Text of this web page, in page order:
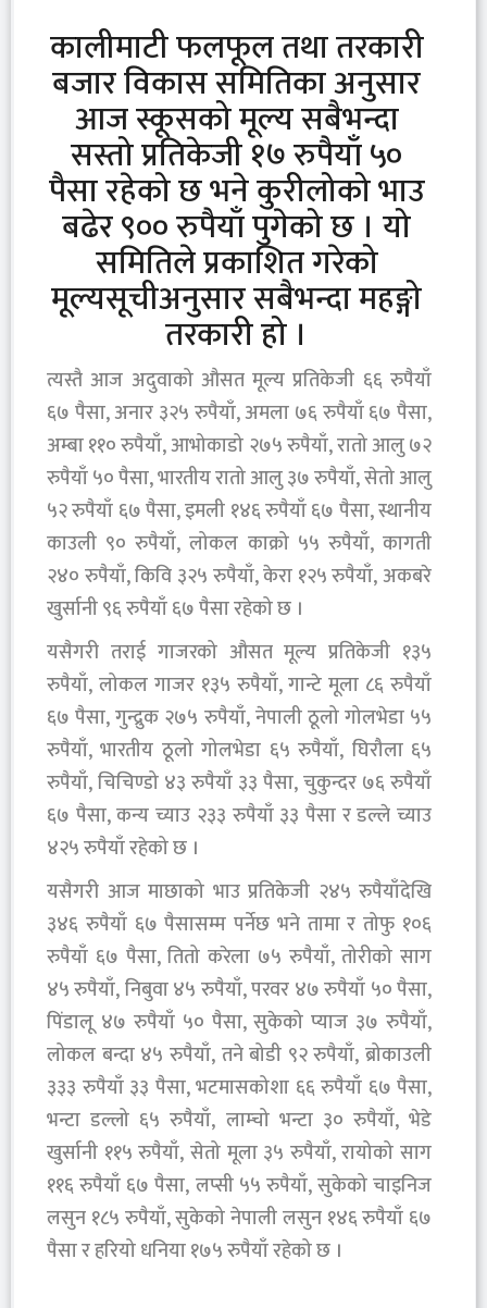
कालीमाटी फलफूल तथा तरकारी
बजार विकास समितिका अनुसार
आज स्कूसको मूल्य सबैभन्दा
सस्तो प्रतिकेजी १७ रुपैयाँ ५०
पैसा रहेको छ भने कुरीलोको भाउ
बढेर ९०० रुपैयाँ पुगेको छ । यो
समितिले प्रकाशित गरेको
मूल्यसूचीअनुसार सबैभन्दा महङ्गो
तरकारी हो ।
त्यस्तै आज अदुवाको औसत मूल्य प्रतिकेजी ६६ रुपैयाँ
६७ पैसा, अनार ३२५ रुपैयाँ, अमला ७६ रुपैयाँ ६७ पैसा,
अम्बा ११० रुपैयाँ, आभोकाडो २७५ रुपैयाँ, रातो आलु ७२
रुपैयाँ ५० पैसा, भारतीय रातो आलु ३७ रुपैयाँ, सेतो आलु
५२ रुपैयाँ ६७ पैसा, इमली १४६ रुपैयाँ ६७ पैसा, स्थानीय
काउली ९० रुपैयाँ, लोकल काक्रो ५५ रुपैयाँ, कागती
२४० रुपैयाँ, किवि ३२५ रुपैयाँ, केरा १२५ रुपैयाँ, अकबरे
खुर्सानी ९६ रुपैयाँ ६७ पैसा रहेको छ ।
यसैगरी तराई गाजरको औसत मूल्य प्रतिकेजी १३५
रुपैयाँ, लोकल गाजर १३५ रुपैयाँ, गान्टे मूला ८६ रुपैयाँ
६७ पैसा, गुन्द्रुक २७५ रुपैयाँ, नेपाली ठूलो गोलभेडा ५५
रुपैयाँ, भारतीय ठूलो गोलभेडा ६५ रुपैयाँ, घिरौला ६५
रुपैयाँ, चिचिण्डो ४३ रुपैयाँ ३३ पैसा, चुकुन्दर ७६ रुपैयाँ
६७ पैसा, कन्य च्याउ २३३ रुपैयाँ ३३ पैसा र डल्ले च्याउ
४२५ रुपैयाँ रहेको छ ।
यसैगरी आज माछाको भाउ प्रतिकेजी २४५ रुपैयाँदेखि
३४६ रुपैयाँ ६७ पैसासम्म पर्नेछ भने तामा र तोफु १०६
रुपैयाँ ६७ पैसा, तितो करेला ७५ रुपैयाँ, तोरीको साग
४५ रुपैयाँ, निबुवा ४५ रुपैयाँ, परवर ४७ रुपैयाँ ५० पैसा,
पिंडालू ४७ रुपैयाँ ५० पैसा, सुकेको प्याज ३७ रुपैयाँ,
लोकल बन्दा ४५ रुपैयाँ, तने बोडी ९२ रुपैयाँ, ब्रोकाउली
३३३ रुपैयाँ ३३ पैसा, भटमासकोशा ६६ रुपैयाँ ६७ पैसा,
भन्टा डल्लो ६५ रुपैयाँ, लाम्चो भन्टा ३० रुपैयाँ, भेडे
खुर्सानी ११५ रुपैयाँ, सेतो मूला ३५ रुपैयाँ, रायोको साग
११६ रुपैयाँ ६७ पैसा, लप्सी ५५ रुपैयाँ, सुकेको चाइनिज
लसुन १८५ रुपैयाँ, सुकेको नेपाली लसुन १४६ रुपैयाँ ६७
पैसा र हरियो धनिया १७५ रुपैयाँ रहेको छ ।